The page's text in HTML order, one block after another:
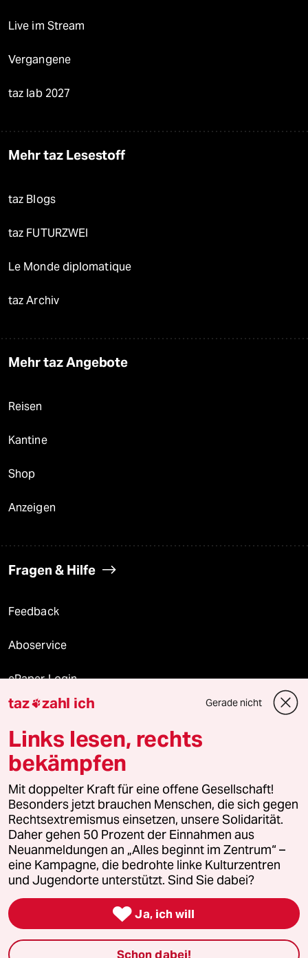
Live im Stream
Vergangene
taz lab 2027
Mehr taz Lesestoff
taz Blogs
taz FUTURZWEI
Le Monde diplomatique
taz Archiv
Mehr taz Angebote
Reisen
Kantine
Shop
Anzeigen
Fragen & Hilfe
Feedback
Aboservice
ePaper Login
Downloads für Abonnierende
© 2026 taz Verlags und Vertriebs GmbH
Alle Rechte vorbehalten. Bei rechtlichen Fragen oder für Genehmigungen
wenden Sie sich bitte an
lizenzen@taz.de
Feedback Redaktionsstatut Kommune-Richtlinien
Leitlinie Informant Datenschutz Impressum AGB
Seitenwende Einwilligungen widerrufen (Ads)
taz zahl ich Gerade nicht
Links lesen, rechts
bekämpfen
Mit doppelter Kraft für eine offene Gesellschaft!
Besonders jetzt brauchen Menschen, die sich gegen
Rechtsextremismus einsetzen, unsere Solidarität.
Daher gehen 50 Prozent der Einnahmen aus
Neuanmeldungen an „Alles beginnt im Zentrum“ –
eine Kampagne, die bedrohte linke Kulturzentren
und Jugendorte unterstützt. Sind Sie dabei?
 Ja, ich will
Schon dabei!